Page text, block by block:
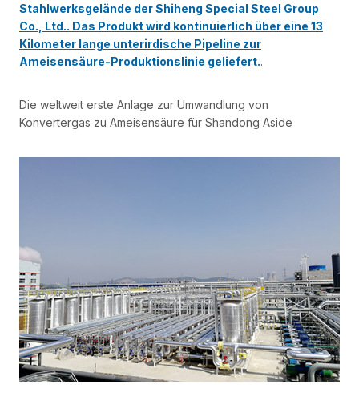
Stahlwerksgelände der Shiheng Special Steel Group
Co., Ltd.. Das Produkt wird kontinuierlich über eine 13
Kilometer lange unterirdische Pipeline zur
Ameisensäure-Produktionslinie geliefert..
Die weltweit erste Anlage zur Umwandlung von
Konvertergas zu Ameisensäure für Shandong Aside